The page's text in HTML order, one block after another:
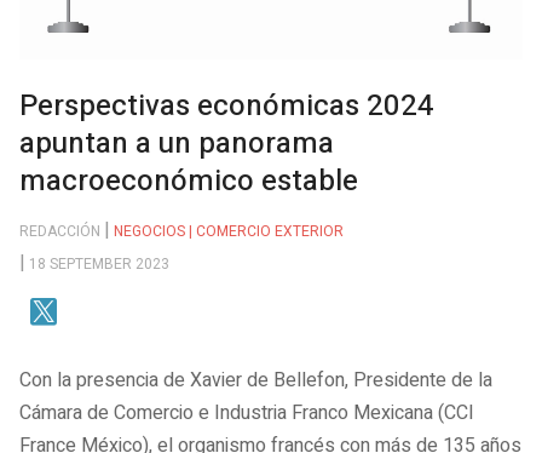
Perspectivas económicas 2024
apuntan a un panorama
macroeconómico estable
REDACCIÓN
NEGOCIOS | COMERCIO EXTERIOR
18 SEPTEMBER 2023
Con la presencia de Xavier de Bellefon, Presidente de la
Cámara de Comercio e Industria Franco Mexicana (CCI
France México), el organismo francés con más de 135 años